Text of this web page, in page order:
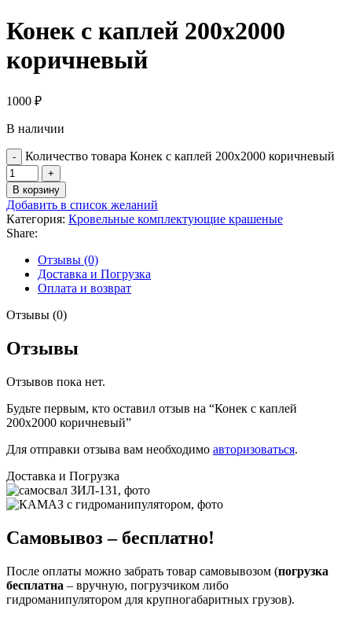
Конек с каплей 200х2000
коричневый
1000 ₽
В наличии
Количество товара Конек с каплей 200х2000 коричневый
В корзину
Добавить в список желаний
Категория: Кровельные комплектующие крашеные
Share:
Отзывы (0)
Доставка и Погрузка
Оплата и возврат
Отзывы (0)
Отзывы
Отзывов пока нет.
Будьте первым, кто оставил отзыв на “Конек с каплей
200х2000 коричневый”
Для отправки отзыва вам необходимо авторизоваться.
Доставка и Погрузка
Самовывоз – бесплатно!
После оплаты можно забрать товар самовывозом (погрузка
бесплатна – вручную, погрузчиком либо
гидроманипулятором для крупногабаритных грузов).